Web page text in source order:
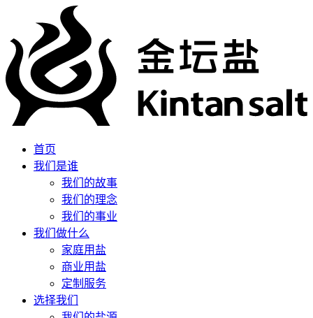
首页
我们是谁
我们的故事
我们的理念
我们的事业
我们做什么
家庭用盐
商业用盐
定制服务
选择我们